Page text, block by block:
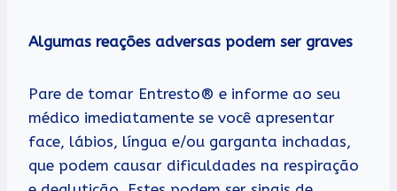
Algumas reações adversas podem ser graves
Pare de tomar Entresto® e informe ao seu
médico imediatamente se você apresentar
face, lábios, língua e/ou garganta inchadas,
que podem causar dificuldades na respiração